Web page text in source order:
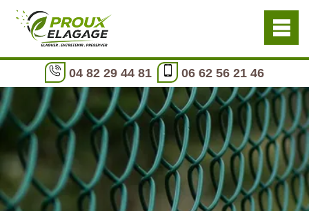
04 82 29 44 81 06 62 56 21 46